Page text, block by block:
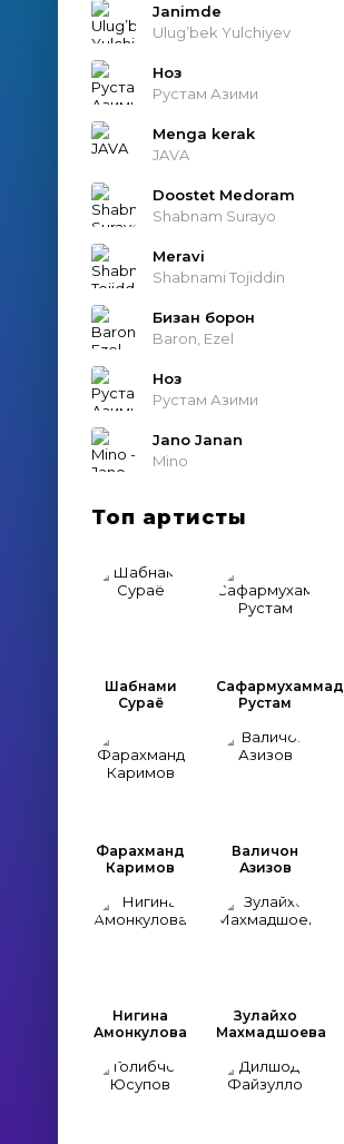
Janimde
Ulug’bek Yulchiyev
Ноз
Рустам Азими
Menga kerak
JAVA
Doostet Medoram
Shabnam Surayo
Meravi
Shabnami Tojiddin
Бизан борон
Baron, Ezel
Ноз
Рустам Азими
Jano Janan
Mino
Топ артисты
Шабнами
Сураё
Сафармухаммад
Рустам
Фарахманд
Каримов
Валичон
Азизов
Нигина
Амонкулова
Зулайхо
Махмадшоева